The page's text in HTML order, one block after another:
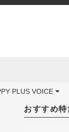
PLUS VOICE
おすすめ特